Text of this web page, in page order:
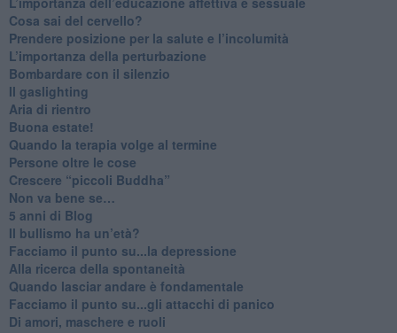
​Cosa sai del cervello?
Prendere posizione per la salute e l’incolumità
L’importanza della perturbazione
​Bombardare con il silenzio
Il gaslighting
Aria di rientro
Buona estate!
​Quando la terapia volge al termine
​Persone oltre le cose
​Crescere “piccoli Buddha”
Non va bene se…
​5 anni di Blog
​Il bullismo ha un’età?
Facciamo il punto su...la depressione
​Alla ricerca della spontaneità
​Quando lasciar andare è fondamentale
Facciamo il punto su...gli attacchi di panico
Di amori, maschere e ruoli